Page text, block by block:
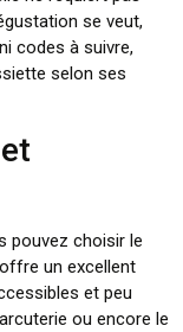
se veut,
codes à suivre,
selon ses
pouvez choisir le
un excellent
et peu
ou encore le